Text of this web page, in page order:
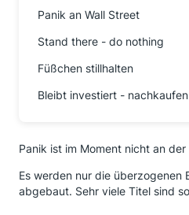
Panik an Wall Street
Stand there - do nothing
Füßchen stillhalten
Bleibt investiert - nachkaufen
Panik ist im Moment nicht an
Es werden nur die überzogenen
abgebaut. Sehr viele Titel sind